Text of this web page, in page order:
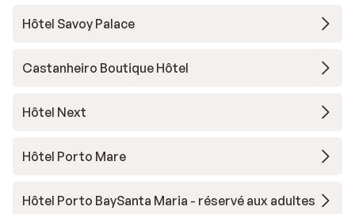
Hôtel Savoy Palace
Castanheiro Boutique Hôtel
Hôtel Next
Hôtel Porto Mare
Hôtel Porto BaySanta Maria - réservé aux adultes